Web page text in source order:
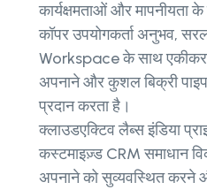
कार्यक्षमताओं और मापनीयता
कॉपर उपयोगकर्ता अनुभव,
Workspace के साथ
अपनाने और कुशल बिक्री
प्रदान करता है।
क्लाउडएक्टिव लैब्स इंडिया
कस्टमाइज़्ड CRM समाधान
अपनाने को सुव्यवस्थित करने